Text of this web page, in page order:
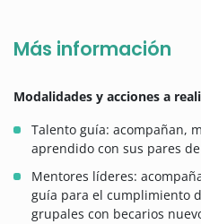
Más información
Modalidades y acciones a
Talento guía: acompañan,
aprendido con sus pares
Mentores líderes:
guía para el cumplimiento
grupales con becarios